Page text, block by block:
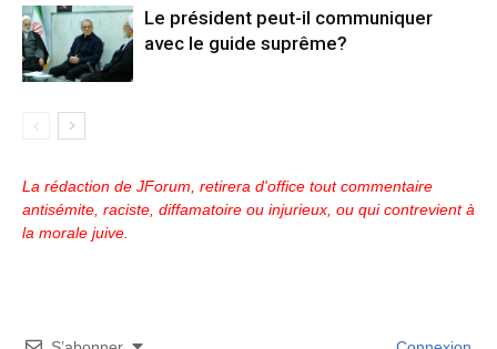
Le président peut-il communiquer
avec le guide suprême?
La rédaction de JForum, retirera d'office tout commentaire
antisémite, raciste, diffamatoire ou injurieux, ou qui contrevient à
la morale juive.